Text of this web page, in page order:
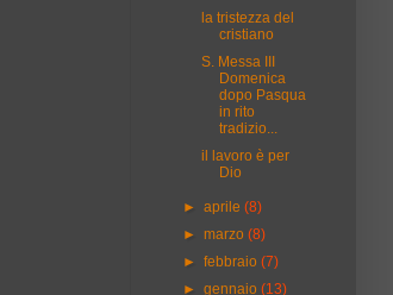
la tristezza del
cristiano
S. Messa III
Domenica
dopo Pasqua
in rito
tradizio...
il lavoro è per
Dio
►aprile(8)
►marzo(8)
►febbraio(7)
►gennaio(13)